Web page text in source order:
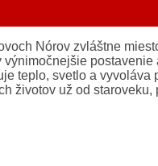
Nórov zvláštne
postavenie
teplo, svetlo a vyvoláva
životov už od